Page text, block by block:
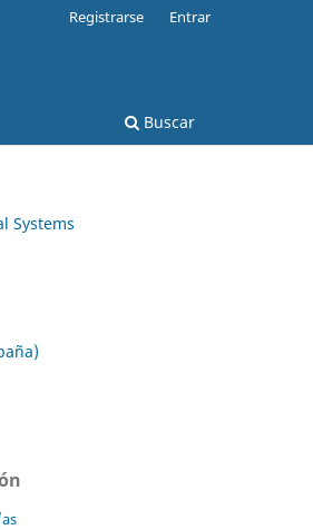
Buscar
Registrarse Entrar
Systems